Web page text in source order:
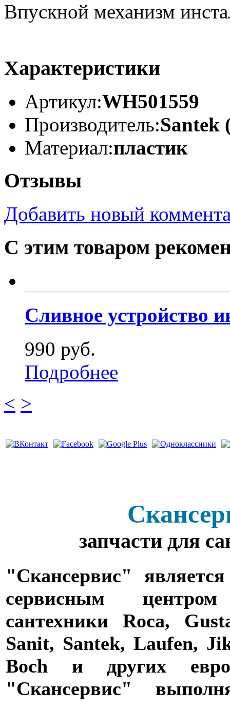
Впускной механизм
Характеристики
Артикул:WH501559
Производитель:Santek
Материал:пластик
Отзывы
Добавить новый
С этим товаром
Сливное устройство
990 руб.
Подробнее
< >
запчасти для
"Скансервис"
сервисным
сантехники Roca,
Sanit, Santek, Laufen,
Boch и других
"Скансервис"